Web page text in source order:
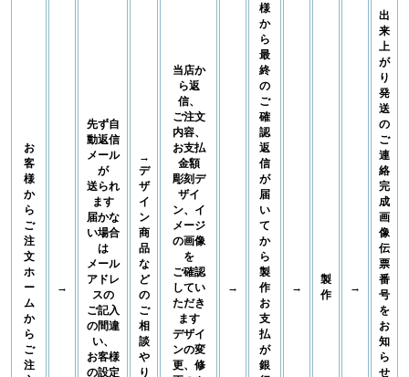
お
客
様
か
ら
ご
注
文
ホ
ー
ム
か
ら
ご
注
→
先ず自
動返信
メール
が
送られ
ます
届かな
い場合
は
メール
アドレ
スの
ご記入
の間違
い、
お客様
の設定
→
デ
ザ
イ
ン
商
品
な
ど
の
ご
相
談
や
り
当店か
ら返
信、
ご注文
内容、
お支払
金額
彫刻デ
ザイ
ン、イ
メージ
の画像
を
ご確認
してい
ただき
ます
デザイ
ンの変
更、修
→
様
か
ら
最
終
の
ご
確
認
返
信
が
届
い
て
か
ら
製
作
お
支
払
が
銀
→
製
作
→
出
来
上
が
り
発
送
の
ご
連
絡
完
成
画
像
伝
票
番
号
を
お
知
ら
せ